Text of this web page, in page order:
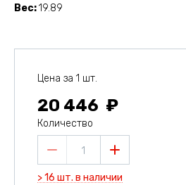
Вес 19.89
Цена за 1 шт.
20 446
Количество
1
> 16 шт. в наличии